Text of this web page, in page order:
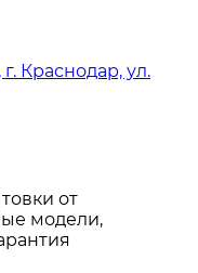
Краснодар, ул.
от
модели,